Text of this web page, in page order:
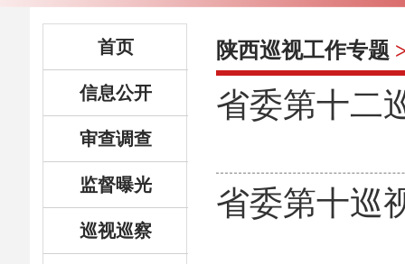
首页
信息公开
审查调查
监督曝光
巡视巡察
陕西巡视工作专题
省委第十二
省委第十巡